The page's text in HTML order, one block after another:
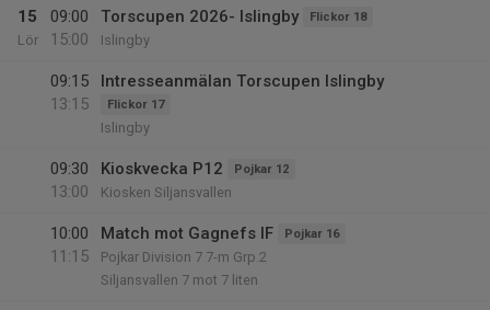
15
Lör
09:00
15:00
Torscupen 2026- Islingby Flickor 18
Islingby
09:15
13:15
Intresseanmälan Torscupen Islingby
Flickor 17
Islingby
09:30
13:00
Kioskvecka P12 Pojkar 12
Kiosken Siljansvallen
10:00
11:15
Match mot Gagnefs IF Pojkar 16
Pojkar Division 7 7-m Grp.2
Siljansvallen 7 mot 7 liten